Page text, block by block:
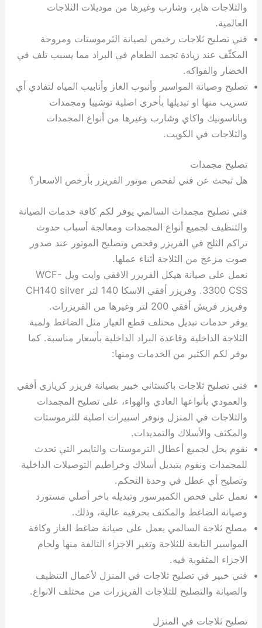
والثلاجات هاير، وشارب وغيرها من موديلات الثلاجات
العالمية.
فني تصليح ثلاجات رخيص لصيانة الثرموستات ومروحة
المكثّف عند زيادة تجمد الطعام في البراد مما يسبب تلف في
الخضار والفواكه.
تصليح وصيانة المواسير وأنبوب الغاز وأنابيب المياه لتفادي أي
تسريب منها او تبديلها بأخرى اصلية توشيبا ومجمدات
وباناسونيك واكاي وشارب وغيرها من أنواع المجمدات
والثلاجات في الكويت.
تصليح مجمدات
هل تبحث عن فني لفحص موتور الفريزر بأرخص الاسعار؟
فني تصليح مجمدات السالمي يوفر لكم كافة خدمات الصيانة
والتنظيف لجميع أنواع المجمدات ومعالجة أسباب حدوث
تراكم الثلج في الفريزر وفحص وتصليح الموتور عند صدور
صوت مزعج من الثلاجة أثناء عملها.
نعمل على صيانة هيكل الفريزر الافقي وايت ويل WCF-
3300 CSS. وفريزر أفقي الاسكا 140 لتر CH140 silver
وفريزر فريش أفقي 200 لتر وغيرها من الفريزرات.
يوفر خدمات تبديل مختلف قطع الغيار مثل الضاغط ولمبة
الثلاجة الداخلية وقاعدة البراد الداخلية بأسعار مناسبة. كما
يوفر لكم الكثير من الخدمات ومنها:
فني تصليح ثلاجات باكستاني خبير بصيانة فريزر كريازي أفقي
والعمودي بأنواعها العادي والهواء، على تصليح المجمدات
والثلاجات في المنزل ونوفر اسبيرات اصلية للثرموستات
والمكثف والأسلاك والتمديدات.
نقوم بحل لجميع أعطال الترموستات والتايمر التي تحدث
للمجمدات ونقوم بتبديل أسلاك وخراطيم التوصيلات الداخلية
وتصليح أي عطل في وحدة التحكم.
نعمل على فحص الكمبرسور وتبديله باخر أصلي مستورد
وصيانة الضاغط والمكثف بحرفية عالية، وذلك.
مصلح ثلاجة السالمي يعمل على صيانة ضاغط الغاز وكافة
المواسير التابعة للثلاجة وتغير الاجزاء التالفة منها ولحام
الاجزاء المثقوبة فيه.
فني خبير في تصليح ثلاجات في المنزل لأعمال التنظيف
والصيانة والتصليح للثلاجات الفريزرات من مختلف الانواع.
تصليح ثلاجات في المنزل